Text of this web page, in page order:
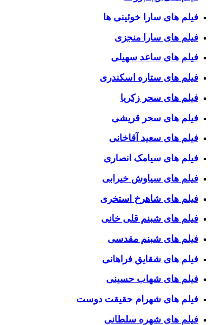
فیلم های سارا خوئینی ها
فیلم های سارا منجزی
فیلم های ساعد سهیلی
فیلم های ستاره اسکندری
فیلم های سحر زکریا
فیلم های سحر قریشی
فیلم های سعید آقاخانی
فیلم های سیامک انصاری
فیلم های سیاوش خیرابی
فیلم های شاهرخ استخری
فیلم های شبنم قلی خانی
فیلم های شبنم مقدسی
فیلم های شقایق فراهانی
فیلم های شهاب حسینی
فیلم های شهرام حقیقت دوست
فیلم های شهره سلطانی